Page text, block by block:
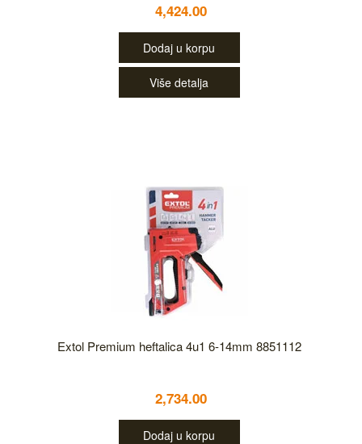
4,424.00
Dodaj u korpu
Više detalja
Extol Premium heftalica 4u1 6-14mm 8851112
2,734.00
Dodaj u korpu